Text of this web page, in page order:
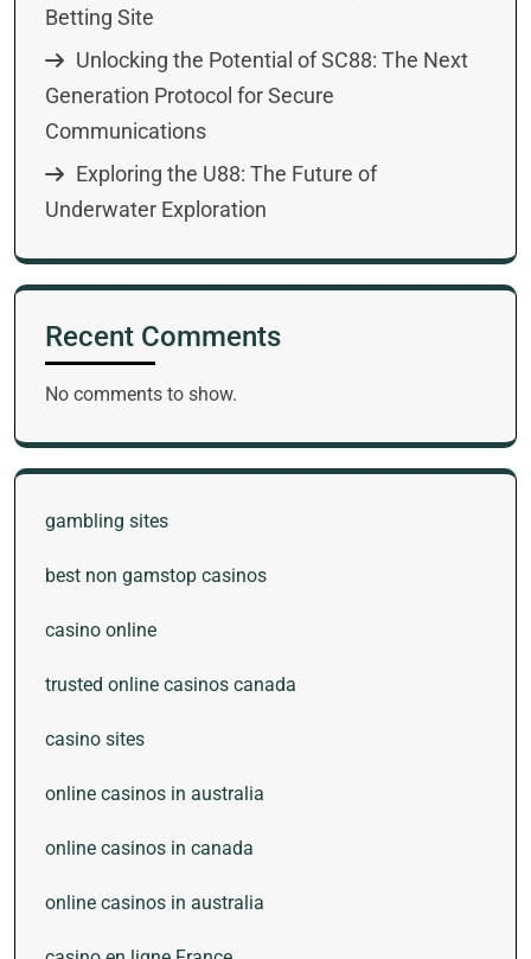
Betting Site
Unlocking the Potential of SC88: The Next
Generation Protocol for Secure
Communications
Exploring the U88: The Future of
Underwater Exploration
Recent Comments
No comments to show.
gambling sites
best non gamstop casinos
casino online
trusted online casinos canada
casino sites
online casinos in australia
online casinos in canada
online casinos in australia